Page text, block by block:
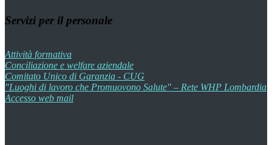
Servizi per il personale
Attività formativa
Conciliazione e welfare aziendale
Comitato Unico di Garanzia - CUG
"Luoghi di lavoro che Promuovono Salute" – Rete WHP Lombardia
Accesso web mail